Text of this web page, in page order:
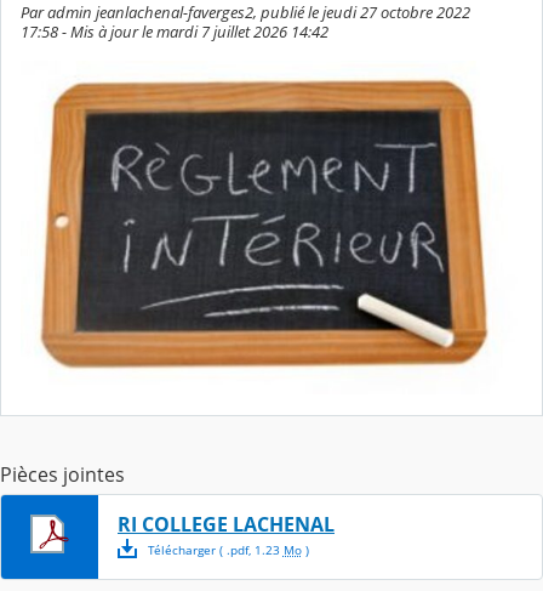
Par admin jeanlachenal-faverges2, publié le jeudi 27 octobre 2022
17:58 - Mis à jour le mardi 7 juillet 2026 14:42
Pièces jointes
RI COLLEGE LACHENAL
Télécharger( .pdf, 1.23 Mo)